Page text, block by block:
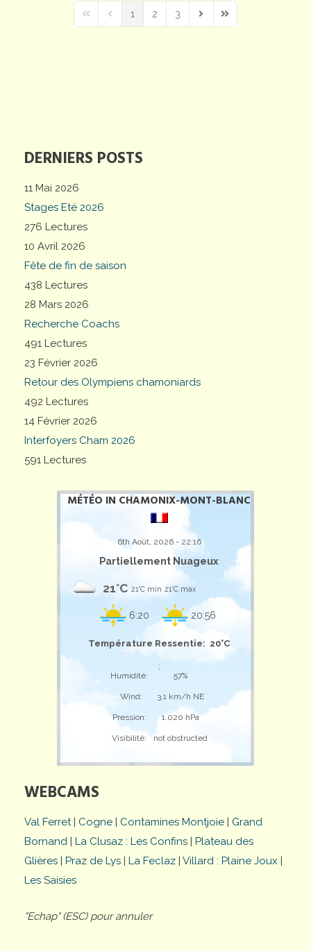
DERNIERS POSTS
11 Mai 2026
Stages Eté 2026
276 Lectures
10 Avril 2026
Fête de fin de saison
438 Lectures
28 Mars 2026
Recherche Coachs
491 Lectures
23 Février 2026
Retour des Olympiens chamoniards
492 Lectures
14 Février 2026
Interfoyers Cham 2026
591 Lectures
MÉTÉO IN CHAMONIX-MONT-BLANC
6th Août, 2026 - 22:16
Partiellement Nuageux
21°C 21°C min 21°C max
6:20 20:56
Température Ressentie: 20°C
;
Humidité:
57%
Wind: 3,1 km/h NE
Pression: 1.020 hPa
Visibilité: not obstructed
WEBCAMS
Val Ferret| Cogne | Contamines Montjoie | Grand
Bornand | La Clusaz : Les Confins | Plateau des
Glières | Praz de Lys | La Feclaz | Villard : Plaine Joux |
Les Saisies
"Echap" (ESC) pour annuler
First PagePrevious Page
1 2 3
Next PageLast Page